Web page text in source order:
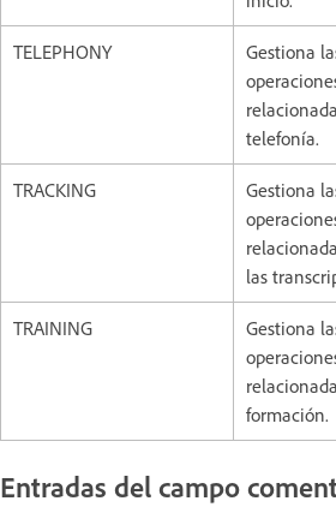
TELEPHONY
Gestiona
telefonía.
TRACKING
Gestiona
las
TRAINING
Gestiona
formación.
Entradas del campo